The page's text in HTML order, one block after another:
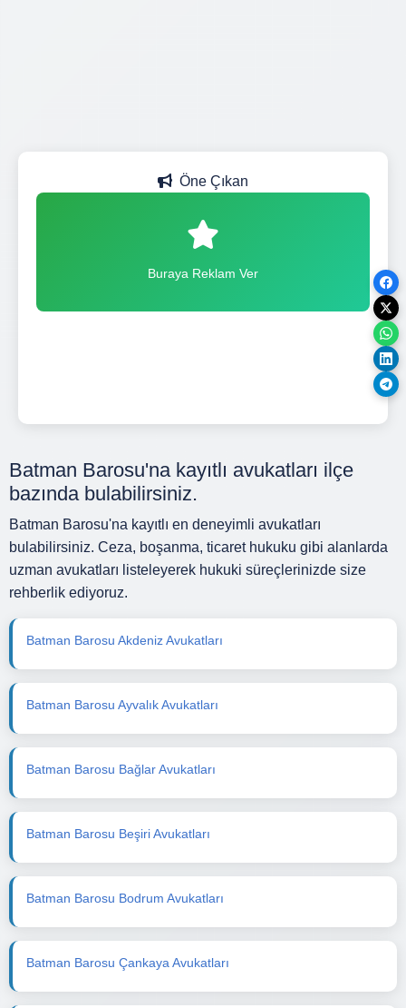
Öne Çıkan
Buraya Reklam Ver
Batman Barosu'na kayıtlı avukatları ilçe
bazında bulabilirsiniz.
Batman Barosu'na kayıtlı en deneyimli avukatları
bulabilirsiniz. Ceza, boşanma, ticaret hukuku gibi alanlarda
uzman avukatları listeleyerek hukuki süreçlerinizde size
rehberlik ediyoruz.
Batman Barosu Akdeniz Avukatları
Batman Barosu Ayvalık Avukatları
Batman Barosu Bağlar Avukatları
Batman Barosu Beşiri Avukatları
Batman Barosu Bodrum Avukatları
Batman Barosu Çankaya Avukatları